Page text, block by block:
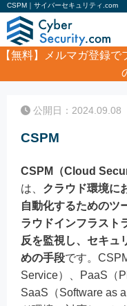
CSPM｜サイバーセキュリティ.com
【無料】
メルマガ登録
公開日：
CSPM
CSPM（Cloud
は、 クラウド環境に
自動化するためのツ
ラウドインフラスト
反を監視し、セキュ
めの手段です。
Service）、PaaS（
SaaS（Software as